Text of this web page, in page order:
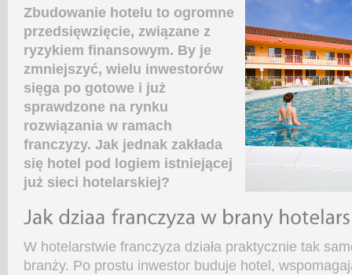
Zbudowanie hotelu to ogromne
przedsięwzięcie, związane z
ryzykiem finansowym. By je
zmniejszyć, wielu inwestorów
sięga po gotowe i już
sprawdzone na rynku
rozwiązania w ramach
franczyzy. Jak jednak zakłada
się hotel pod logiem istniejącej
już sieci hotelarskiej?
W hotelarstwie franczyza działa praktycznie tak
branży. Po prostu inwestor buduje hotel,